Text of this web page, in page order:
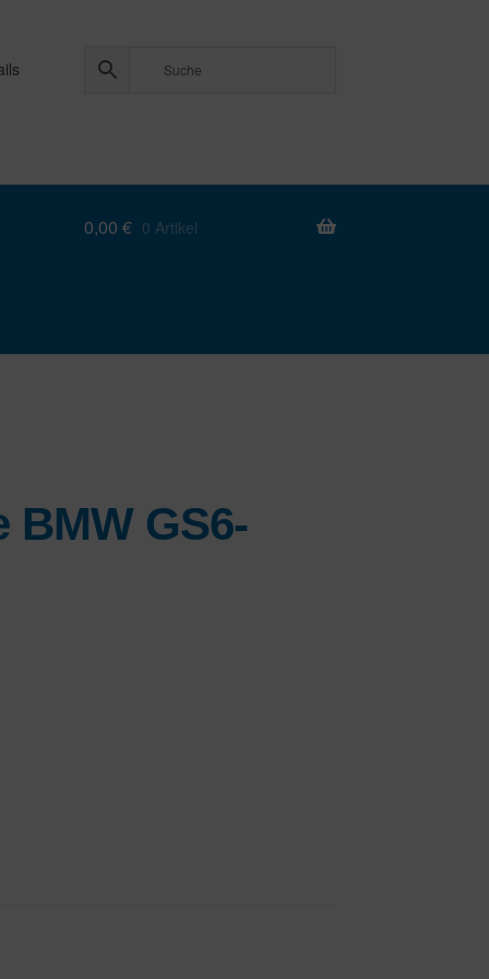
0,00 € 0 Artikel
BMW GS6-